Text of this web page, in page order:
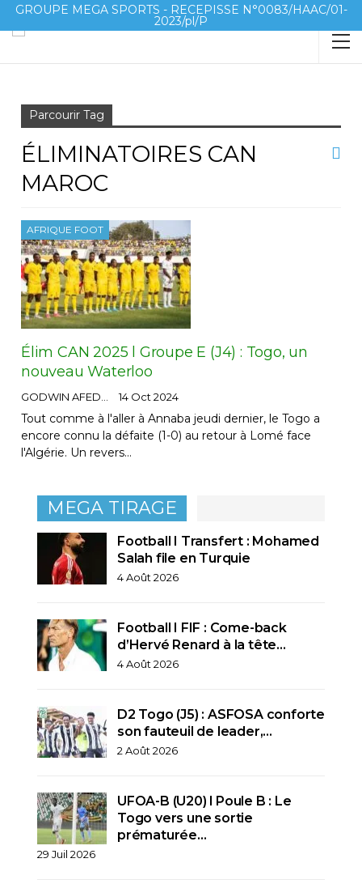
GROUPE MEGA SPORTS - RECEPISSE N°0083/HAAC/01-
2023/pl/P
Parcourir Tag
ÉLIMINATOIRES CAN
MAROC
AFRIQUE FOOT
Élim CAN 2025 l Groupe E (J4) : Togo, un
nouveau Waterloo
14 Oct 2024
Tout comme à l'aller à Annaba jeudi dernier, le Togo a
encore connu la défaite (1-0) au retour à Lomé face
l'Algérie. Un revers…
MEGA TIRAGE
Football I Transfert : Mohamed
Salah file en Turquie
4 Août 2026
Football I FIF : Come-back
d’Hervé Renard à la tête…
4 Août 2026
D2 Togo (J5) : ASFOSA conforte
son fauteuil de leader,…
2 Août 2026
UFOA-B (U20) l Poule B : Le
Togo vers une sortie
prématurée…
29 Juil 2026